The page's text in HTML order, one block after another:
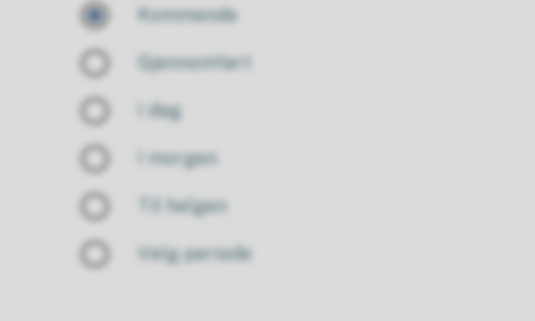
Kommende
Gjennomført
I dag
I morgen
Til helgen
Velg periode